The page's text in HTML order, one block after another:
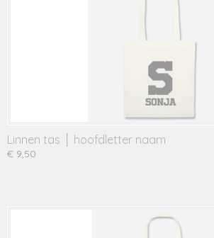
Linnen tas │ hoofdletter naam
€ 9,50